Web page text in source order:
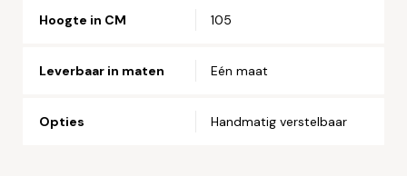
Hoogte in CM 105
Leverbaar in maten Eén maat
Opties Handmatig verstelbaar